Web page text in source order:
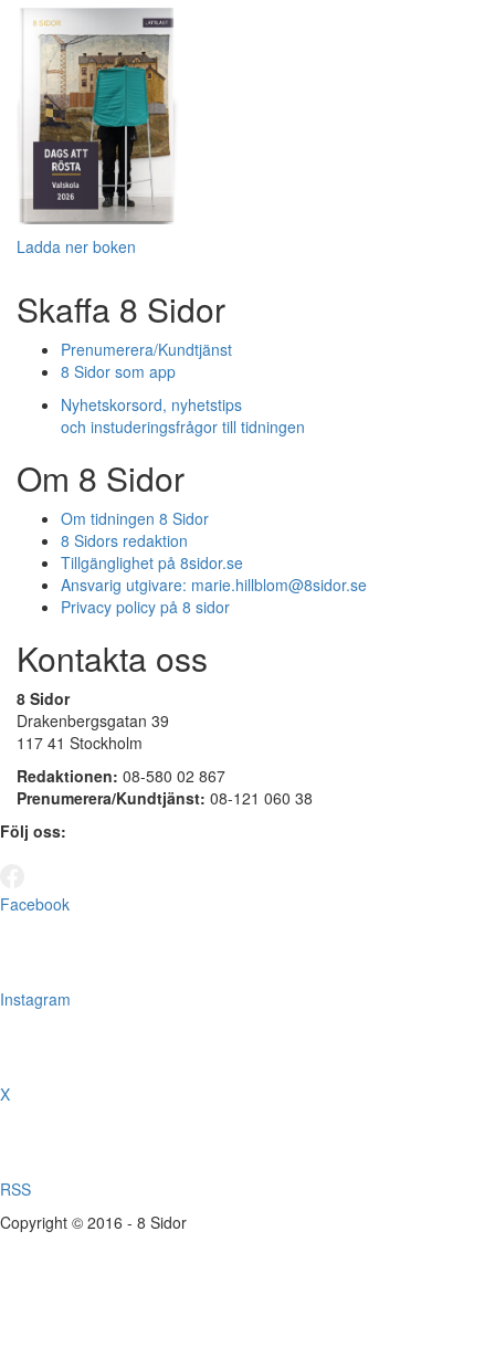
Ladda ner boken
Skaffa 8 Sidor
Prenumerera/Kundtjänst
8 Sidor som app
Nyhetskorsord, nyhetstips
och instuderingsfrågor till tidningen
Om 8 Sidor
Om tidningen 8 Sidor
8 Sidors redaktion
Tillgänglighet på 8sidor.se
Ansvarig utgivare: marie.hillblom@8sidor.se
Privacy policy på 8 sidor
Kontakta oss
8 Sidor
Drakenbergsgatan 39
117 41 Stockholm
Redaktionen: 08-580 02 867
Prenumerera/Kundtjänst: 08-121 060 38
Följ oss:
Facebook
Instagram
X
RSS
Copyright © 2016 - 8 Sidor